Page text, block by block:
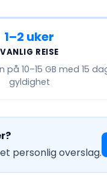
1–2 uker
VANLIG REISE
på 10–15 GB med 15
gyldighet
personlig overslag.